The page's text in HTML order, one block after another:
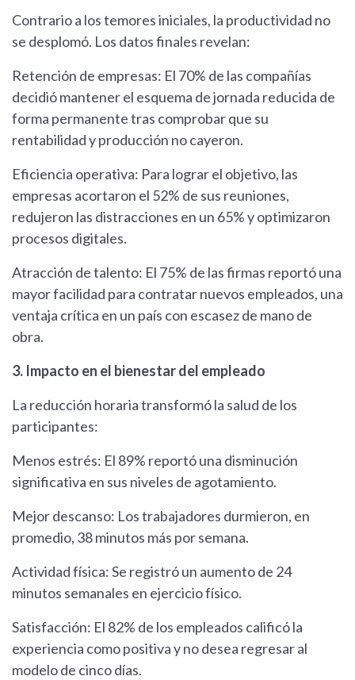
Contrario a los temores iniciales, la productividad no
se desplomó. Los datos finales revelan:
Retención de empresas: El 70% de las compañías
decidió mantener el esquema de jornada reducida de
forma permanente tras comprobar que su
rentabilidad y producción no cayeron.
Eficiencia operativa: Para lograr el objetivo, las
empresas acortaron el 52% de sus reuniones,
redujeron las distracciones en un 65% y optimizaron
procesos digitales.
Atracción de talento: El 75% de las firmas reportó una
mayor facilidad para contratar nuevos empleados, una
ventaja crítica en un país con escasez de mano de
obra.
3. Impacto en el bienestar del empleado
La reducción horaria transformó la salud de los
participantes:
Menos estrés: El 89% reportó una disminución
significativa en sus niveles de agotamiento.
Mejor descanso: Los trabajadores durmieron, en
promedio, 38 minutos más por semana.
Actividad física: Se registró un aumento de 24
minutos semanales en ejercicio físico.
Satisfacción: El 82% de los empleados calificó la
experiencia como positiva y no desea regresar al
modelo de cinco días.